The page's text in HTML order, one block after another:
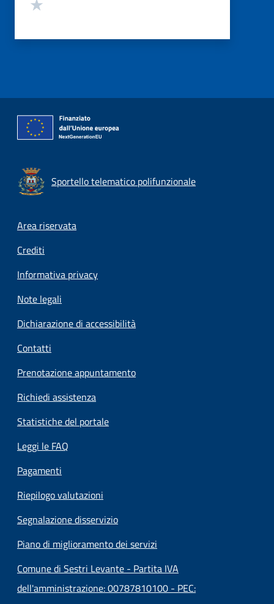
Sportello telematico polifunzionale
Footer menu
Area riservata
Crediti
Informativa privacy
Note legali
Dichiarazione di accessibilità
Contatti
Prenotazione appuntamento
Richiedi assistenza
Statistiche del portale
Leggi le FAQ
Pagamenti
Riepilogo valutazioni
Segnalazione disservizio
Piano di miglioramento dei servizi
Comune di Sestri Levante - Partita IVA
dell'amministrazione: 00787810100 - PEC: